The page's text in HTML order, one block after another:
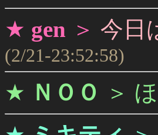
★ gen ＞ 今日
(2/21-23:52:58)
★ ＮＯＯ ＞